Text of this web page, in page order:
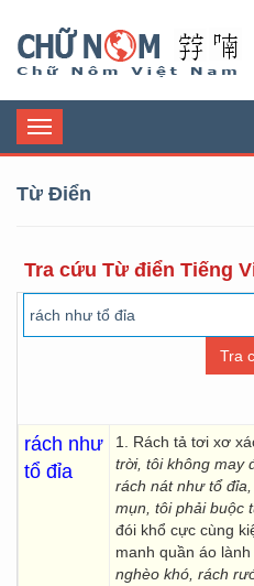
Toggle
navigation
Từ Điển
Tra cứu Từ điển Tiếng
rách như
tổ đỉa
1. Rách tả tơi xơ
trời, tôi không may
rách nát như tổ
mụn, tôi phải buộc
đói khổ cực cùng
manh quần áo lành
nghèo khó, rách